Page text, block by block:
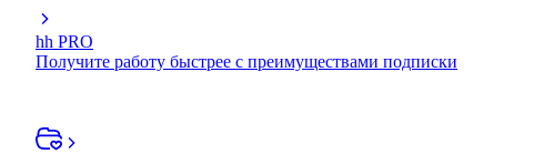
hh PRO
Получите работу быстрее с преимуществами подписки